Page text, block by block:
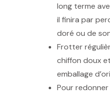
long terme
il finira par
doré ou de
Frotter
chiffon doux
emballage
Pour redonner